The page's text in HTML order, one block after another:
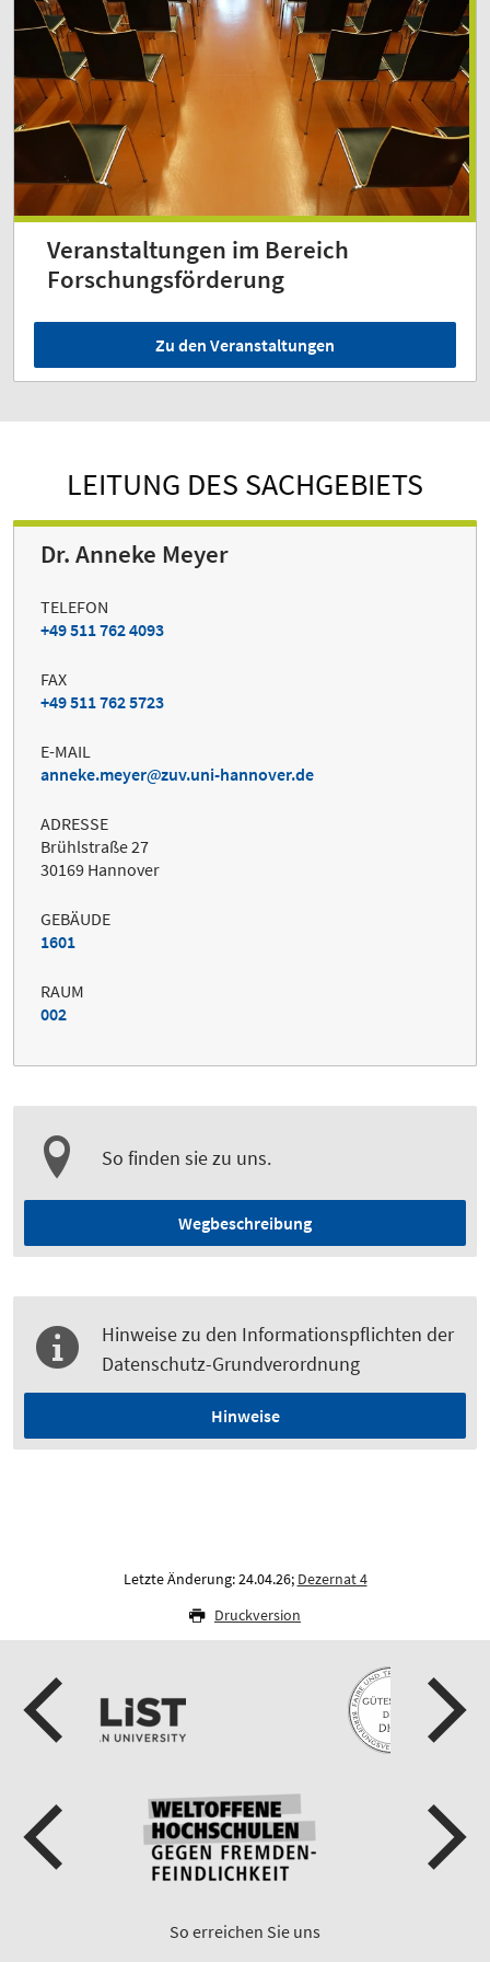
Veranstaltungen im Bereich
Forschungsförderung
Zu den Veranstaltungen
LEITUNG DES SACHGEBIETS
Dr. Anneke Meyer
TELEFON
+49 511 762 4093
FAX
+49 511 762 5723
E-MAIL
anneke.meyer
zuv.uni-hannover.de
ADRESSE
Brühlstraße 27
30169 Hannover
GEBÄUDE
1601
RAUM
002
So finden sie zu uns.
Wegbeschreibung
Hinweise zu den Informationspflichten der
Datenschutz-Grundverordnung
Hinweise
Letzte Änderung: 24.04.26; Dezernat 4
Druckversion
So erreichen Sie uns